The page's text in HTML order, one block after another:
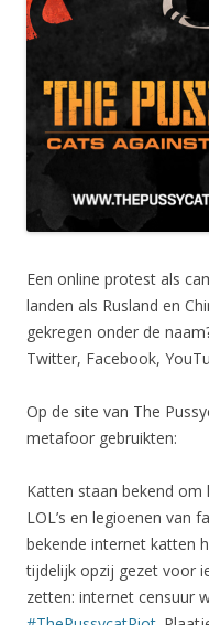
Een online protest als
landen als Rusland en
gekregen onder de
Twitter, Facebook,
Op de site van The
metafoor gebruikten:
Katten staan bekend om
LOL’s en legioenen van
bekende internet katten
tijdelijk opzij gezet voor
zetten: internet censuur